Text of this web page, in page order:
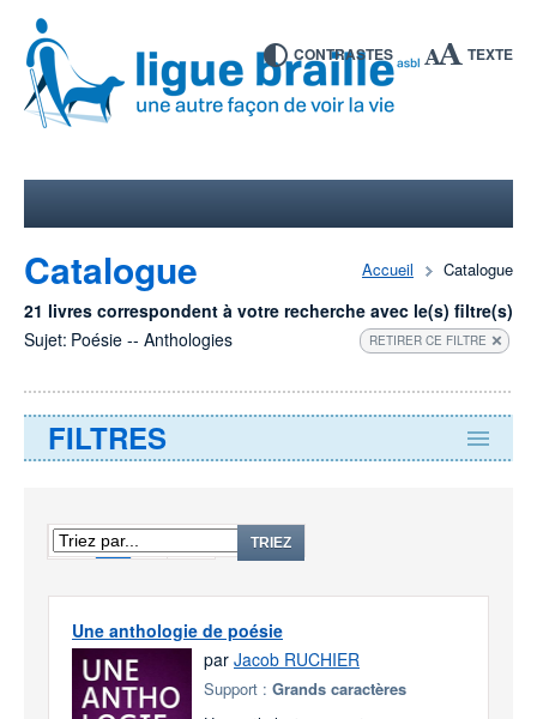
CONTRASTES TEXTE
Accueil Catalogue
Catalogue
21 livres correspondent à votre recherche avec le(s) filtre(s)
Sujet: Poésie -- Anthologies RETIRER CE FILTRE
FILTRES
1 TRIEZ
Une anthologie de poésie
par Jacob RUCHIER
Support : Grands caractères